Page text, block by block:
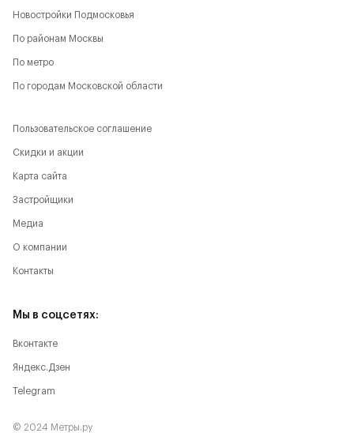
Новостройки Подмосковья
По районам Москвы
По метро
По городам Московской области
Пользовательское соглашение
Скидки и акции
Карта сайта
Застройщики
Медиа
О компании
Контакты
Мы в соцсетях:
Вконтакте
Яндекс.Дзен
Telegram
© 2024 Метры.ру